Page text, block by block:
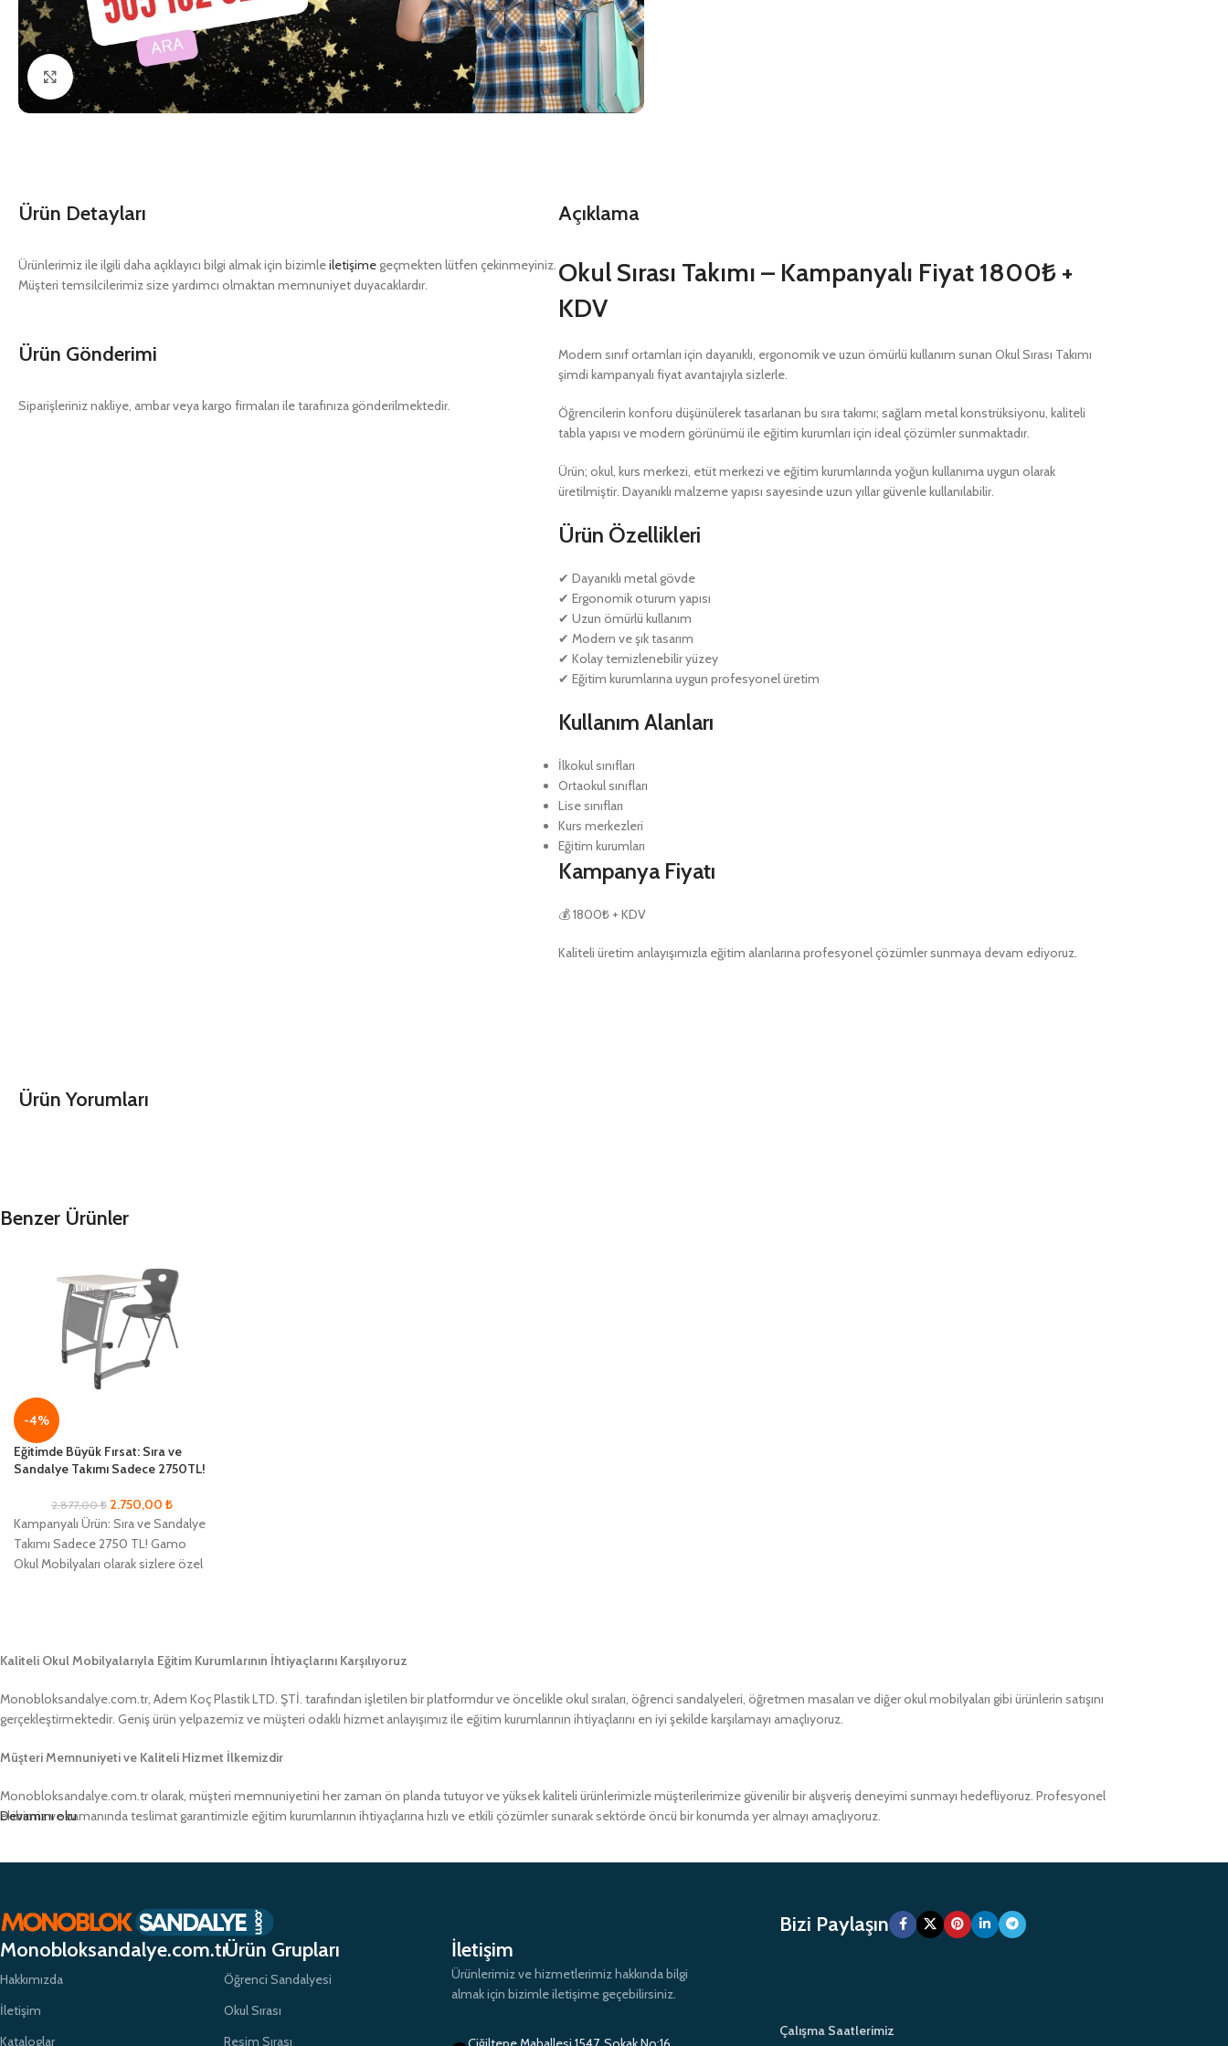
Click to enlarge
Ürün Detayları
Ürünlerimiz ile ilgili daha açıklayıcı bilgi almak için bizimleiletişimegeçmekten lütfen çekinmeyiniz.
Müşteri temsilcilerimiz size yardımcı olmaktan memnuniyet duyacaklardır.
Ürün Gönderimi
Siparişleriniz nakliye, ambar veya kargo firmaları ile tarafınıza gönderilmektedir.
Açıklama
Okul Sırası Takımı – Kampanyalı Fiyat 1800₺ +
KDV
Modern sınıf ortamları için dayanıklı, ergonomik ve uzun ömürlü kullanım sunan Okul Sırası Takımı
şimdi kampanyalı fiyat avantajıyla sizlerle.
Öğrencilerin konforu düşünülerek tasarlanan bu sıra takımı; sağlam metal konstrüksiyonu, kaliteli
tabla yapısı ve modern görünümü ile eğitim kurumları için ideal çözümler sunmaktadır.
Ürün; okul, kurs merkezi, etüt merkezi ve eğitim kurumlarında yoğun kullanıma uygun olarak
üretilmiştir. Dayanıklı malzeme yapısı sayesinde uzun yıllar güvenle kullanılabilir.
Ürün Özellikleri
✔ Dayanıklı metal gövde
✔ Ergonomik oturum yapısı
✔ Uzun ömürlü kullanım
✔ Modern ve şık tasarım
✔ Kolay temizlenebilir yüzey
✔ Eğitim kurumlarına uygun profesyonel üretim
Kullanım Alanları
İlkokul sınıfları
Ortaokul sınıfları
Lise sınıfları
Kurs merkezleri
Eğitim kurumları
Kampanya Fiyatı
💰 1800₺ + KDV
Kaliteli üretim anlayışımızla eğitim alanlarına profesyonel çözümler sunmaya devam ediyoruz.
Ürün Yorumları
Benzer Ürünler
-4%
Eğitimde Büyük Fırsat: Sıra ve
Sandalye Takımı Sadece 2750TL!
2.877,00₺ 2.750,00 ₺
Kampanyalı Ürün: Sıra ve Sandalye
Takımı Sadece 2750 TL! Gamo
Okul Mobilyaları olarak sizlere özel
Kaliteli Okul Mobilyalarıyla Eğitim Kurumlarının İhtiyaçlarını Karşılıyoruz
Monobloksandalye.com.tr, Adem Koç Plastik LTD. ŞTİ. tarafından işletilen bir platformdur ve öncelikle okul sıraları, öğrenci sandalyeleri, öğretmen masaları ve diğer okul mobilyaları gibi ürünlerin satışını
gerçekleştirmektedir. Geniş ürün yelpazemiz ve müşteri odaklı hizmet anlayışımız ile eğitim kurumlarının ihtiyaçlarını en iyi şekilde karşılamayı amaçlıyoruz.
Müşteri Memnuniyeti ve Kaliteli Hizmet İlkemizdir
Monobloksandalye.com.tr olarak, müşteri memnuniyetini her zaman ön planda tutuyor ve yüksek kaliteli ürünlerimizle müşterilerimize güvenilir bir alışveriş deneyimi sunmayı hedefliyoruz. Profesyonel
ekibimiz ve zamanında teslimat garantimizle eğitim kurumlarının ihtiyaçlarına hızlı ve etkili çözümler sunarak sektörde öncü bir konumda yer almayı amaçlıyoruz.
Devamını oku
Monobloksandalye.com.tr
Hakkımızda
İletişim
Kataloglar
Ürün Grupları
Öğrenci Sandalyesi
Okul Sırası
Resim Sırası
İletişim
Ürünlerimiz ve hizmetlerimiz hakkında bilgi
almak için bizimle iletişime geçebilirsiniz.
Bizi Paylaşın
Çalışma Saatlerimiz